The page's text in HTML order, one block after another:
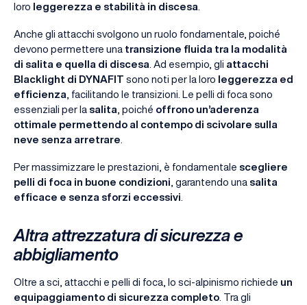
loro leggerezza e stabilità in discesa
Anche gli attacchi svolgono un ruolo fondamentale, poiché
devono permettere una transizione fluida tra la modalità
di salita e quella di discesa . Ad esempio, gli attacchi
Blacklight di DYNAFIT sono noti per la loro leggerezza ed
efficienza , facilitando le transizioni. Le pelli di foca sono
essenziali per la salita , poiché offrono un’aderenza
ottimale permettendo al contempo di scivolare sulla
neve senza arretrare
Per massimizzare le prestazioni, è fondamentale scegliere
pelli di foca in buone condizioni , garantendo una salita
efficace e senza sforzi eccessivi
Altra attrezzatura di sicurezza e
abbigliamento
Oltre a sci, attacchi e pelli di foca, lo sci-alpinismo richiede un
equipaggiamento di sicurezza completo . Tra gli